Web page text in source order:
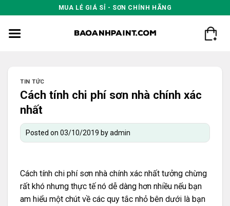
to
content
MUA LẺ GIÁ SỈ - SƠN CHÍNH HÃNG
TIN TỨC
Cách tính chi phí sơn nhà chính xác
nhất
Posted on 03/10/2019 byadmin
Cách tính chi phí sơn nhà chính xác nhất tưởng chừng
rất khó nhưng thực tế nó dễ dàng hơn nhiều nếu bạn
am hiểu một chút về các quy tắc nhỏ bên dưới là bạn